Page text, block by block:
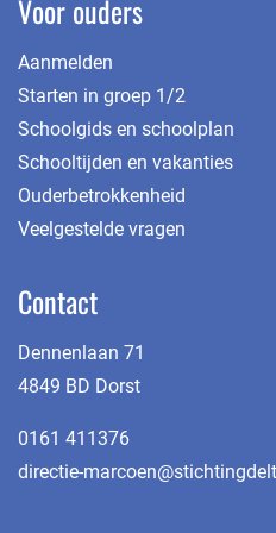
Bij duo-leerkrachten
bericht.
Voor ouders
Aanmelden
Starten in groep 1/2
Schoolgids en schoolplan
Schooltijden en vakanties
Ouderbetrokkenheid
Veelgestelde vragen
Contact
Dennenlaan 71
4849 BD Dorst
0161 411376
directie-